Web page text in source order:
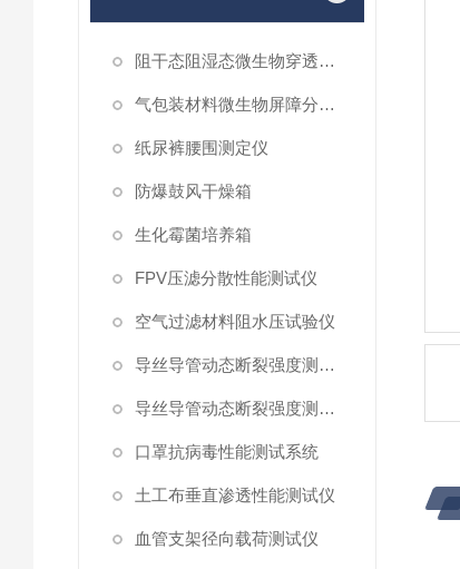
阻干态阻湿态微生物穿透性能测试仪
气包装材料微生物屏障分等试验仪
纸尿裤腰围测定仪
防爆鼓风干燥箱
生化霉菌培养箱
FPV压滤分散性能测试仪
空气过滤材料阻水压试验仪
导丝导管动态断裂强度测试仪 （峰值拉力）
导丝导管动态断裂强度测试仪
口罩抗病毒性能测试系统
土工布垂直渗透性能测试仪
血管支架径向载荷测试仪